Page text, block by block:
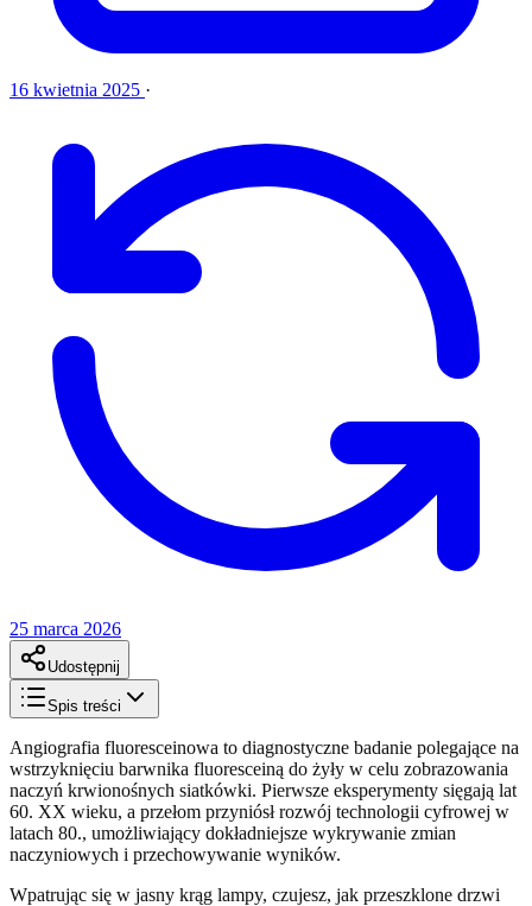
16 kwietnia 2025 ·
25 marca 2026
Udostępnij
Spis treści
Angiografia fluoresceinowa to diagnostyczne badanie polegające na
wstrzyknięciu barwnika fluoresceiną do żyły w celu zobrazowania
naczyń krwionośnych siatkówki. Pierwsze eksperymenty sięgają lat
60. XX wieku, a przełom przyniósł rozwój technologii cyfrowej w
latach 80., umożliwiający dokładniejsze wykrywanie zmian
naczyniowych i przechowywanie wyników.
Wpatrując się w jasny krąg lampy, czujesz, jak przeszklone drzwi